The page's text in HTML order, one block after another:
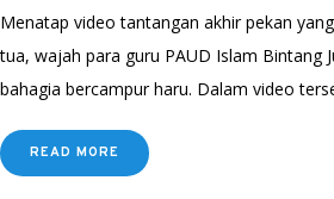
Menatap video tantangan akhir pekan
tua, wajah para guru PAUD Islam Bintang
bahagia bercampur haru. Dalam video
READ MORE